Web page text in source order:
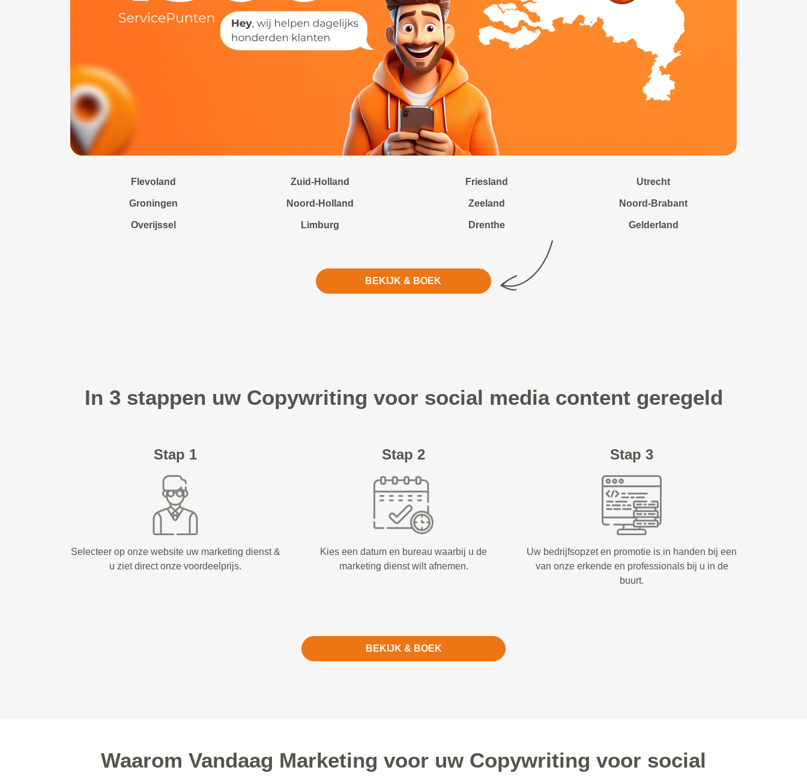
Flevoland Zuid-Holland Friesland Utrecht
Groningen Noord-Holland Zeeland Noord-Brabant
Overijssel Limburg Drenthe Gelderland
BEKIJK & BOEK
In 3 stappen uw Copywriting voor social media content geregeld
Stap 1
Selecteer op onze website uw marketing dienst &
u ziet direct onze voordeelprijs.
Stap 2
Kies een datum en bureau waarbij u de
marketing dienst wilt afnemen.
Stap 3
Uw bedrijfsopzet en promotie is in handen bij een
van onze erkende en professionals bij u in de
buurt.
BEKIJK & BOEK
Waarom Vandaag Marketing voor uw Copywriting voor social